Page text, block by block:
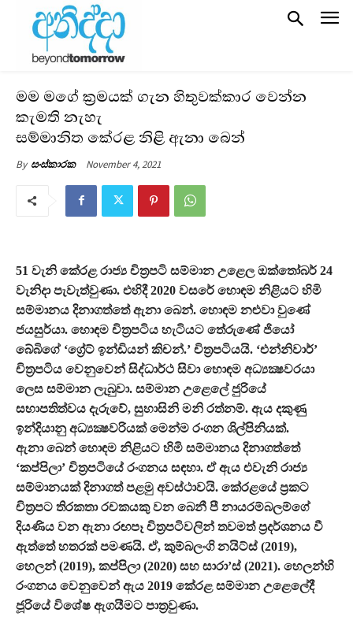
මම මගේ ක්‍රමයක් ගැන හිතුවක්කාර වෙන්න
කැමති නැහැ
සම්මානිත කේරළ නිළි ඇනා බෙන්
By සංස්කාරක November 4, 2021
51 වැනි කේරළ රාජ්‍ය චිත්‍රපටි සම්මාන උළෙල ඔක්තෝබර් 24
වැනිදා පැවැත්වුණා. එහිදී 2020 වසරේ හොඳම නිළියට හිමි
සම්මානය දිනාගත්තේ ඇනා බෙන්. හොඳම නළුවා වුණේ
ජයසුර්යා. හොඳම චිත්‍රපටිය හැටියට තේරුණේ ජියෝ
බේබිගේ ‘ග්‍රේට් ඉන්ඩියන් කිචන්.’ චිත්‍රපටියයි. ‘එන්නිවාර්’
චිත්‍රපටිය වෙනුවෙන් සිද්ධාර්ථ සිවා හොඳම අධ්‍යක්‍ෂවරයා
ලෙස සම්මාන ලැබුවා. සම්මාන උළෙලේ ජුරියේ
සභාපතිත්වය දැරුවේ, සුහාසිනි මනි රත්නම්. ඇය දකුණු
ඉන්දියානු අධ්‍යක්‍ෂවරියක් මෙන්ම රංගන ශිල්පිනියක්.
ඇනා බෙන් හොඳම නිළියට හිමි සම්මානය දිනාගත්තේ
‘කප්පිලා’ චිත්‍රපටියේ රංගනය සඳහා. ඒ ඇය එවැනි රාජ්‍ය
සම්මානයක් දිනාගත් පළමු අවස්ථාවයි. කේරළයේ ප්‍රකට
චිත්‍රපට තිරකතා රචකයකු වන බෙනී පී නායරම්බලම්ගේ
දියණිය වන ඇනා රඟපෑ චිත්‍රපටිවලින් තවමත් ප්‍රදර්ශනය වී
ඇත්තේ හතරක් පමණයි. ඒ, කුම්බලංගි නයිට්ස් (2019),
හෙලන් (2019), කප්පිලා (2020) සහ සාරා’ස් (2021). හෙලන්හි
රංගනය වෙනුවෙන් ඇය 2019 කේරළ සම්මාන උළෙලේදී
ජූරියේ විශේෂ ඇගයීමට පාත්‍රවුණා.